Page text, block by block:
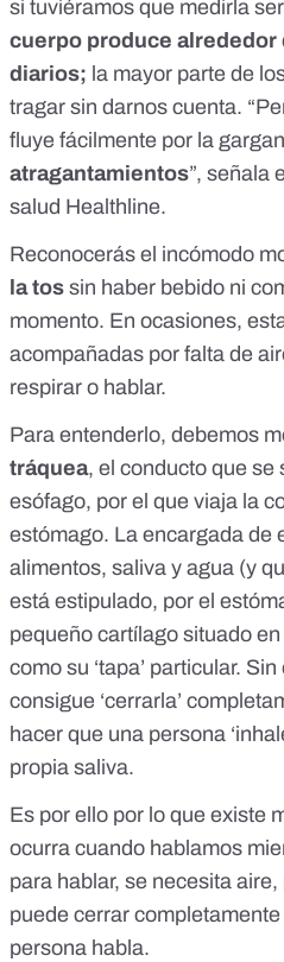
si tuviéramos que medirla
cuerpo produce alrededor
diarios; la mayor parte de
tragar sin darnos cuenta.
fluye fácilmente por la
atragantamientos”, señala
salud Healthline.
Reconocerás el incómodo
la tos sin haber bebido ni
momento. En ocasiones,
acompañadas por falta de
respirar o hablar.
Para entenderlo, debemos
tráquea, el conducto que se
esófago, por el que viaja la
estómago. La encargada de
alimentos, saliva y agua (y
está estipulado, por el
pequeño cartílago situado
como su ‘tapa’ particular.
consigue ‘cerrarla’
hacer que una persona
propia saliva.
Es por ello por lo que existe
ocurra cuando hablamos
para hablar, se necesita
puede cerrar
persona habla.